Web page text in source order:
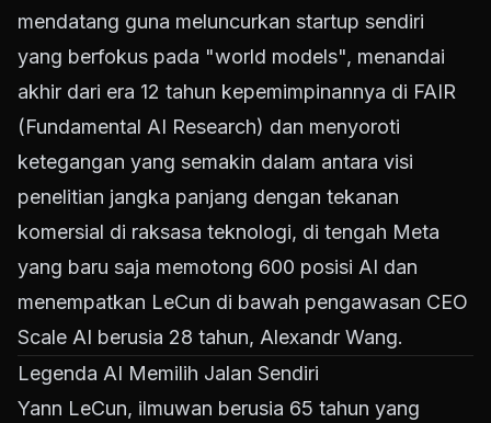
mendatang guna meluncurkan startup sendiri
yang berfokus pada "world models", menandai
akhir dari era 12 tahun kepemimpinannya di FAIR
(Fundamental AI Research) dan menyoroti
ketegangan yang semakin dalam antara visi
penelitian jangka panjang dengan tekanan
komersial di raksasa teknologi, di tengah Meta
yang baru saja memotong 600 posisi AI dan
menempatkan LeCun di bawah pengawasan CEO
Scale AI berusia 28 tahun, Alexandr Wang.
Legenda AI Memilih Jalan Sendiri
Yann LeCun, ilmuwan berusia 65 tahun yang